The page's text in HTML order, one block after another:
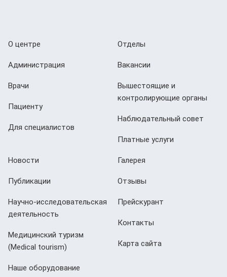
О центре
Администрация
Врачи
Пациенту
Для специалистов
Отделы
Вакансии
Вышестоящие и
контролирующие органы
Наблюдательный совет
Платные услуги
Новости
Публикации
Научно-исследовательская
деятельность
Медицинский туризм
(Мedical tourism)
Наше оборудование
Галерея
Отзывы
Прейскурант
Контакты
Карта сайта